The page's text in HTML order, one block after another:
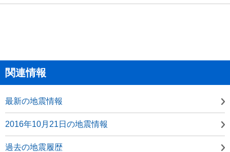
関連情報
最新の地震情報
2016年10月21日の地震情報
過去の地震履歴